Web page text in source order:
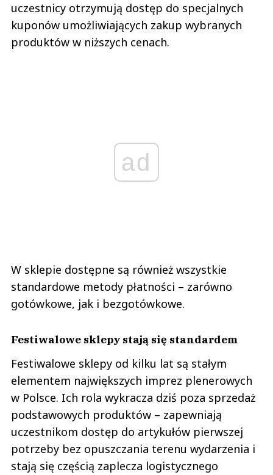
uczestnicy otrzymują dostęp do specjalnych
kuponów umożliwiających zakup wybranych
produktów w niższych cenach.
ad
W sklepie dostępne są również wszystkie
standardowe metody płatności – zarówno
gotówkowe, jak i bezgotówkowe.
Festiwalowe sklepy stają się standardem
Festiwalowe sklepy od kilku lat są stałym
elementem największych imprez plenerowych
w Polsce. Ich rola wykracza dziś poza sprzedaż
podstawowych produktów – zapewniają
uczestnikom dostęp do artykułów pierwszej
potrzeby bez opuszczania terenu wydarzenia i
stają się częścią zaplecza logistycznego